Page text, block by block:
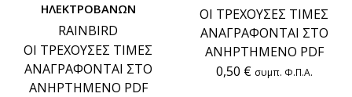
ΗΛΕΚΤΡΟΒΑΝΩΝ
RAINBIRD
ΟΙ ΤΡΕΧΟΥΣΕΣ ΤΙΜΕΣ
ΑΝΑΓΡΑΦΟΝΤΑΙ ΣΤΟ
ΑΝΗΡΤΗΜΕΝΟ PDF
ΟΙ ΤΡΕΧΟΥΣΕΣ ΤΙΜΕΣ
ΑΝΑΓΡΑΦΟΝΤΑΙ ΣΤΟ
ΑΝΗΡΤΗΜΕΝΟ PDF
0,50 € συμπ. Φ.Π.Α.